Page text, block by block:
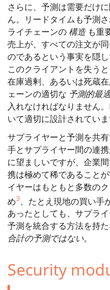
さらに、予測は需要だけ
ん。リードタイムも予測
ライチェーンの構造も重
売上が、すべての注文が
のであるという事実を隠
このクライアントを失う
在庫過剰、あるいは死蔵
ェーンの適切な 予測的最
入れなければなりません
いて適切に設計されていま
サプライヤーと予測を共
手とサプライヤー間の連
に望ましいですが、企業
携は極めて稀であること
イヤーはもともと多数の
め3、たとえ現地の買い手
あったとしても、サプラ
予測を統合する方法を持た
合計の予測ではない。
Security